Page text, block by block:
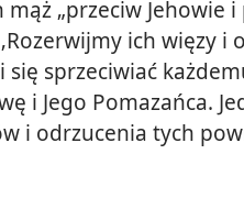
„przeciw Jehowie
ich więzy i
się sprzeciwiać
i Jego Pomazańca.
i odrzucenia tych